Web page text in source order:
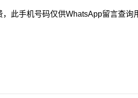
此手机号码仅供WhatsApp留言查询